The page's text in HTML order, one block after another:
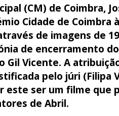
(CM) de Coimbra,
Cidade de
de imagens de
de encerramento
Vicente. A
pelo júri (Filipa
este ser um filme
de Abril.